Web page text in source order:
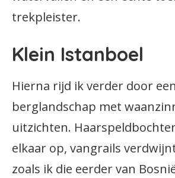
trekpleister.
Klein Istanboel
Hierna rijd ik verder door
berglandschap met
uitzichten.
elkaar op, vangrails
zoals ik die eerder van